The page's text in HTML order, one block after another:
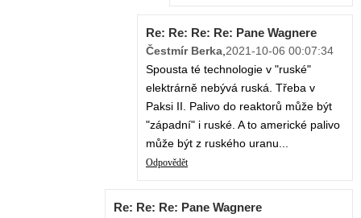
Re: Re: Re: Re: Pane Wagnere
Čestmír Berka,2021-10-06 00:07:34
Spousta té technologie v "ruské"
elektrárně nebývá ruská. Třeba v
Paksi II. Palivo do reaktorů může být
"západní" i ruské. A to americké palivo
může být z ruského uranu...
Odpovědět
Re: Re: Re: Pane Wagnere